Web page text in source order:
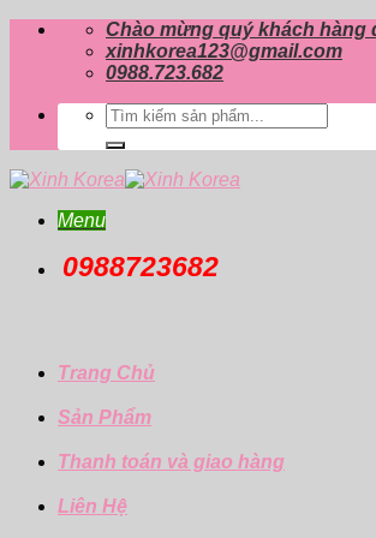
Skip
Chào mừng quý khách hàng
xinhkorea123@gmail.com
0988.723.682
Tìm
kiếm:
Menu
0988723682
Trang Chủ
Sản Phẩm
Thanh toán và giao hàng
Liên Hệ